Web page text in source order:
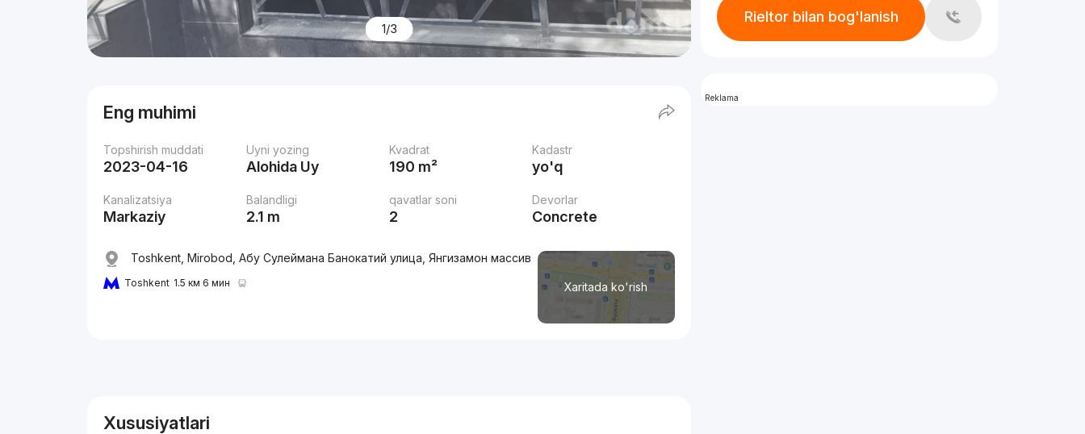
1/3
Eng muhimi
Topshirish muddati
2023-04-16
Uyni yozing
Alohida Uy
Kvadrat
190 m²
Kadastr
yo'q
Kanalizatsiya
Markaziy
Balandligi
2.1 m
qavatlar soni
2
Devorlar
Concrete
Xaritada ko'rish
Toshkent, Mirobod, Абу Сулеймана Банокатий улица, Янгизамон массив
Toshkent 1.5 км 6 мин
Xususiyatlari
Rieltor bilan bog'lanish
Reklama